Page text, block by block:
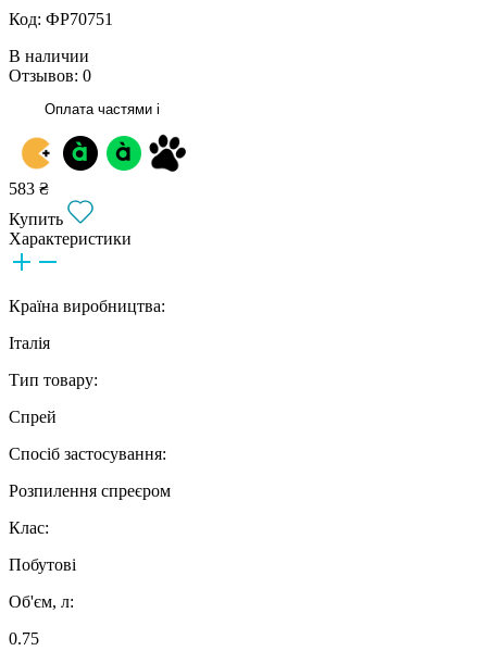
Код: ФР70751
В наличии
Отзывов: 0
Оплата частями i
583 ₴
Купить
Характеристики
Країна виробництва:
Італія
Тип товару:
Спрей
Спосіб застосування:
Розпилення спреєром
Клас:
Побутові
Об'єм, л:
0.75